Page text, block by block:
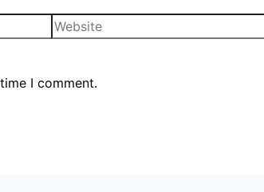
I comment.